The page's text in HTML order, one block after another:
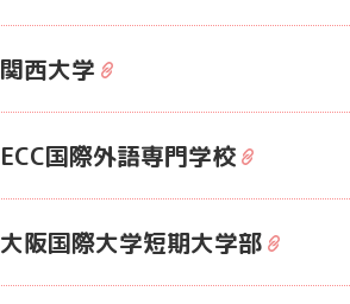
関西大学
ECC国際外語専門学校
大阪国際大学短期大学部